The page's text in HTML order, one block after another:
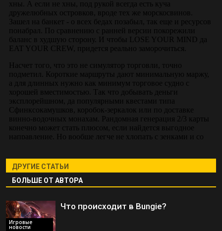
ДРУГИЕ СТАТЬИ
БОЛЬШЕ ОТ АВТОРА
Игровые
новости
Что происходит в Bungie?